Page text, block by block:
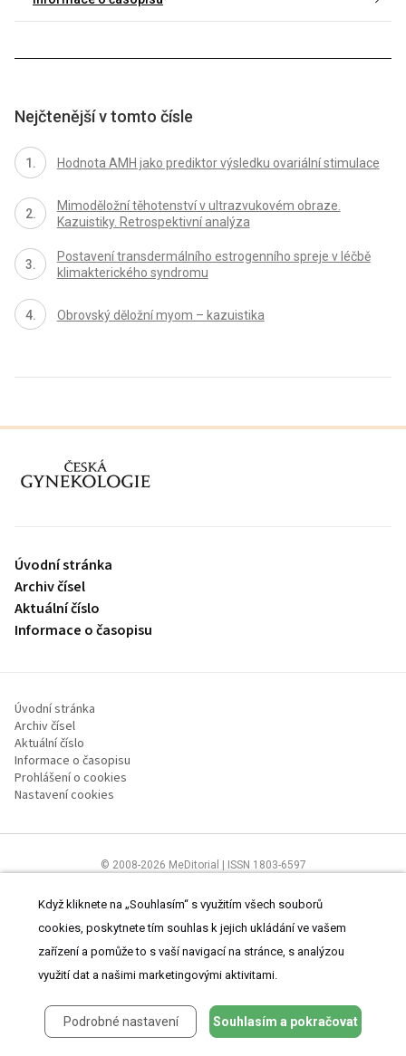
Nejčtenější v tomto čísle
Hodnota AMH jako prediktor výsledku ovariální stimulace
Mimoděložní těhotenství v ultrazvukovém obraze.
Kazuistiky. Retrospektivní analýza
Postavení transdermálního estrogenního spreje v léčbě
klimakterického syndromu
Obrovský děložní myom – kazuistika
proLékaře.cz
Úvodní stránka
Archiv čísel
Aktuální číslo
Informace o časopisu
Úvodní stránka
Archiv čísel
Aktuální číslo
Informace o časopisu
Prohlášení o cookies
Nastavení cookies
© 2008-2026 MeDitorial | ISSN 1803-6597
zdravotnictví.Čtěte prohlášeníaZásady zpracování osobních údajů
Když kliknete na „Souhlasím“ s využitím všech souborů
cookies, poskytnete tím souhlas k jejich ukládání ve vašem
zařízení a pomůže to s vaší navigací na stránce, s analýzou
využití dat a našimi marketingovými aktivitami.
Podrobné nastavení Souhlasím a pokračovat